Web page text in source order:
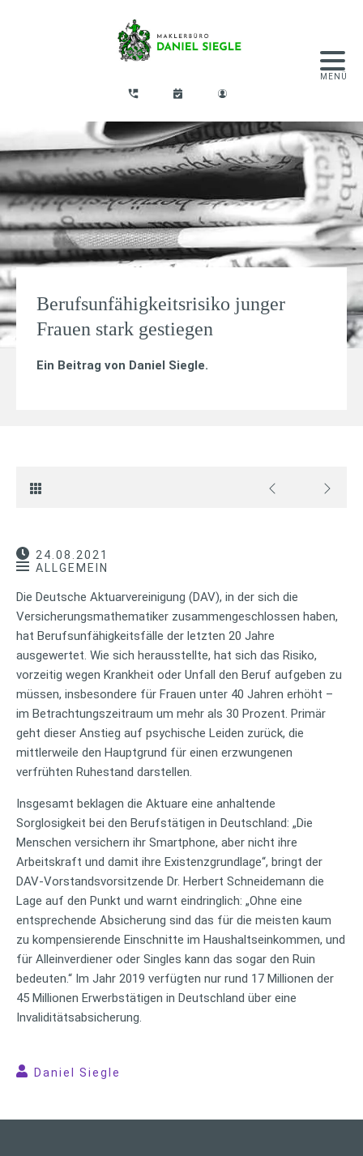
Berufsunfähigkeitsrisiko junger
Frauen stark gestiegen
Ein Beitrag von Daniel Siegle.
24.08.2021
ALLGEMEIN
Die Deutsche Aktuarvereinigung (DAV), in der sich die
Versicherungsmathematiker zusammengeschlossen haben,
hat Berufsunfähigkeitsfälle der letzten 20 Jahre
ausgewertet. Wie sich herausstellte, hat sich das Risiko,
vorzeitig wegen Krankheit oder Unfall den Beruf aufgeben zu
müssen, insbesondere für Frauen unter 40 Jahren erhöht –
im Betrachtungszeitraum um mehr als 30 Prozent. Primär
geht dieser Anstieg auf psychische Leiden zurück, die
mittlerweile den Hauptgrund für einen erzwungenen
verfrühten Ruhestand darstellen.
Insgesamt beklagen die Aktuare eine anhaltende
Sorglosigkeit bei den Berufstätigen in Deutschland: „Die
Menschen versichern ihr Smartphone, aber nicht ihre
Arbeitskraft und damit ihre Existenzgrundlage“, bringt der
DAV-Vorstandsvorsitzende Dr. Herbert Schneidemann die
Lage auf den Punkt und warnt eindringlich: „Ohne eine
entsprechende Absicherung sind das für die meisten kaum
zu kompensierende Einschnitte im Haushaltseinkommen, und
für Alleinverdiener oder Singles kann das sogar den Ruin
bedeuten.“ Im Jahr 2019 verfügten nur rund 17 Millionen der
45 Millionen Erwerbstätigen in Deutschland über eine
Invaliditätsabsicherung.
Daniel Siegle